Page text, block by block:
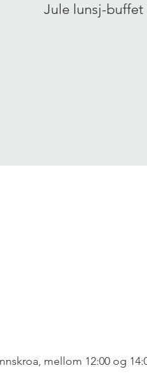
Jule lunsj-
mellom 12:00 og